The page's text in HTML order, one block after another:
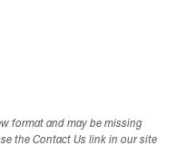
format and may be missing
the Contact Us link in our site